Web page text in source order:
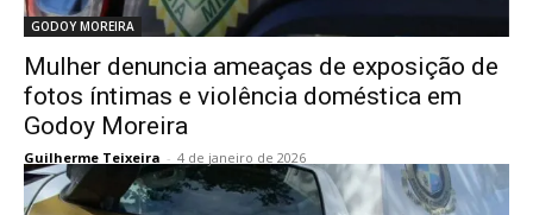
GODOY MOREIRA
Mulher denuncia ameaças de exposição de
fotos íntimas e violência doméstica em
Godoy Moreira
Guilherme Teixeira - 4 de janeiro de 2026